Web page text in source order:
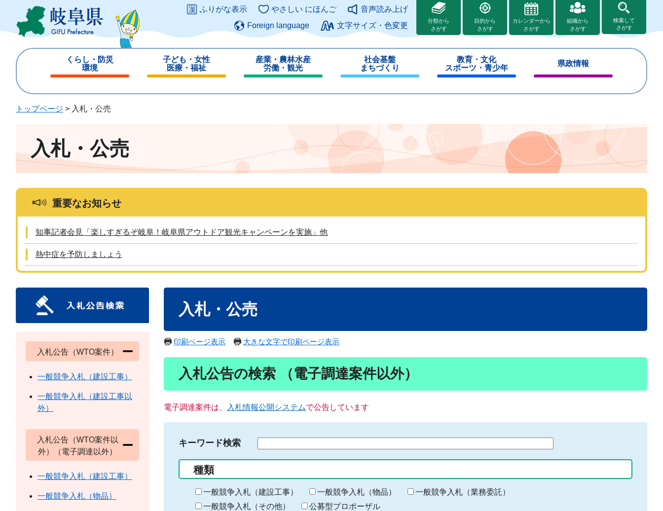
ジ
ュ
このページの本文へ
ふりがな表示 やさしい にほんご
音声読み上げ
Foreign language
文字サイズ・色変更
分類から
さがす
目的から
さがす
カレンダーから
さがす
組織から
さがす
検索して
さがす
くらし・防災
環境
じ
子ども・女性
医療・福祉
じ
産業・農林水産
労働・観光
じ
社会基盤
まちづくり
じ
教育・文化
スポーツ・青少年
じ
県政情報
じ
トップページ > 入札・公売
入札・公売
重要なお知らせ
知事記者会見「楽しすぎるぞ岐阜！岐阜県アウトドア観光キャンペーンを実施」他
熱中症を予防しましょう
入札・公売
印刷ページ表示 大きな文字で印刷ページ表示
入札公告の検索 （電子調達案件以外）
電子調達案件は、 入札情報公開システムで公告しています
キーワード検索
る
キ
ー
種類
一般競争入札（建設工事） 一般競争入札（物品）
一般競争入札（業務委託）
一般競争入札（その他）
公募型プロポーザル
入札公告（WTO案件）
一般競争入札（建設工事）
一般競争入札（建設工事以
外）
入札公告（WTO案件以
外）（電子調達以外）
一般競争入札（建設工事）
一般競争入札（物品）